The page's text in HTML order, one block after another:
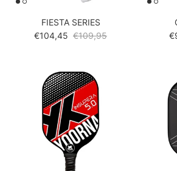
FIESTA SERIES
Verkoopprijs
€104,45 Reguliere prijs
€109,95